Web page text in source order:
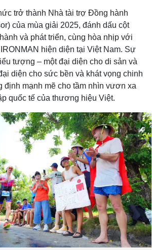
trở thành Nhà tài trợ Đồng hành
của mùa giải 2025, đánh dấu cột
và phát triển, cùng hòa nhịp với
hiện diện tại Việt Nam. Sự
tượng – một đại diện cho di sản và
diện cho sức bền và khát vọng chinh
định mạnh mẽ cho tầm nhìn vươn xa
quốc tế của thương hiệu Việt.